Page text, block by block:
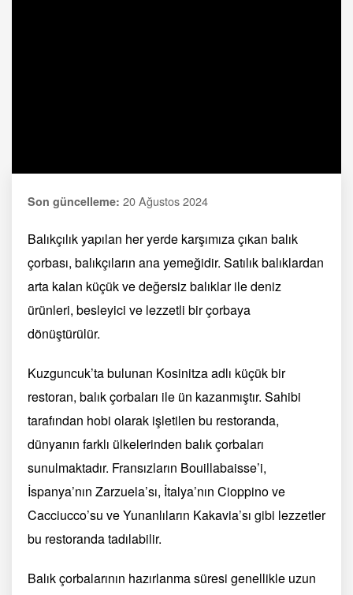
Son güncelleme: 20 Ağustos 2024
Balıkçılık yapılan her yerde karşımıza çıkan balık
çorbası, balıkçıların ana yemeğidir. Satılık balıklardan
arta kalan küçük ve değersiz balıklar ile deniz
ürünleri, besleyici ve lezzetli bir çorbaya
dönüştürülür.
Kuzguncuk’ta bulunan Kosinitza adlı küçük bir
restoran, balık çorbaları ile ün kazanmıştır. Sahibi
tarafından hobi olarak işletilen bu restoranda,
dünyanın farklı ülkelerinden balık çorbaları
sunulmaktadır. Fransızların Bouillabaisse’i,
İspanya’nın Zarzuela’sı, İtalya’nın Cioppino ve
Cacciucco’su ve Yunanlıların Kakavia’sı gibi lezzetler
bu restoranda tadılabilir.
Balık çorbalarının hazırlanma süresi genellikle uzun